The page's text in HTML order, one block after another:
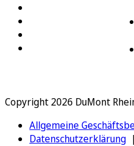
Copyright 2026 DuMont
Allgemeine
Datenschutzerklärung